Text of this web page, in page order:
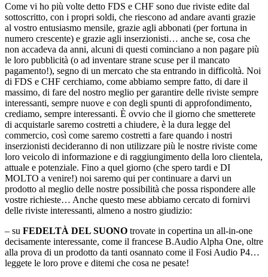
Come vi ho più volte detto FDS e CHF sono due riviste edite dal
sottoscritto, con i propri soldi, che riescono ad andare avanti grazie
al vostro entusiasmo mensile, grazie agli abbonati (per fortuna in
numero crescente) e grazie agli inserzionisti… anche se, cosa che
non accadeva da anni, alcuni di questi cominciano a non pagare più
le loro pubblicità (o ad inventare strane scuse per il mancato
pagamento!), segno di un mercato che sta entrando in difficoltà. Noi
di FDS e CHF cerchiamo, come abbiamo sempre fatto, di dare il
massimo, di fare del nostro meglio per garantire delle riviste sempre
interessanti, sempre nuove e con degli spunti di approfondimento,
crediamo, sempre interessanti. È ovvio che il giorno che smetterete
di acquistarle saremo costretti a chiudere, è la dura legge del
commercio, così come saremo costretti a fare quando i nostri
inserzionisti decideranno di non utilizzare più le nostre riviste come
loro veicolo di informazione e di raggiungimento della loro clientela,
attuale e potenziale. Fino a quel giorno (che spero tardi e DI
MOLTO a venire!) noi saremo qui per continuare a darvi un
prodotto al meglio delle nostre possibilità che possa rispondere alle
vostre richieste… Anche questo mese abbiamo cercato di fornirvi
delle riviste interessanti, almeno a nostro giudizio:
– su FEDELTÀ DEL SUONO trovate in copertina un all-in-one
decisamente interessante, come il francese B.Audio Alpha One, oltre
alla prova di un prodotto da tanti osannato come il Fosi Audio P4…
leggete le loro prove e ditemi che cosa ne pesate!